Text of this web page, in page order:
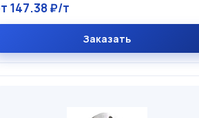
147.38 ₽/т
Заказать